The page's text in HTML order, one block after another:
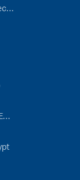
Nana Princess Hotel Suites Villas & Spa, Kréta, Řecko
Dream Lagoon & Aqua Park Resort, Marsa Alam, Egypt